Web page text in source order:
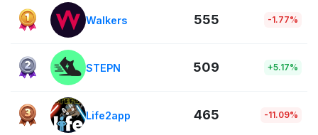
Walkers 555 -1.77%
STEPN 509 +5.17%
Life2app 465 -11.09%